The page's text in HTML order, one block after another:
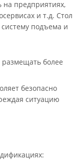
на предприятиях,
и т.д. Стол
подъема и
более
безопасно
ситуацию